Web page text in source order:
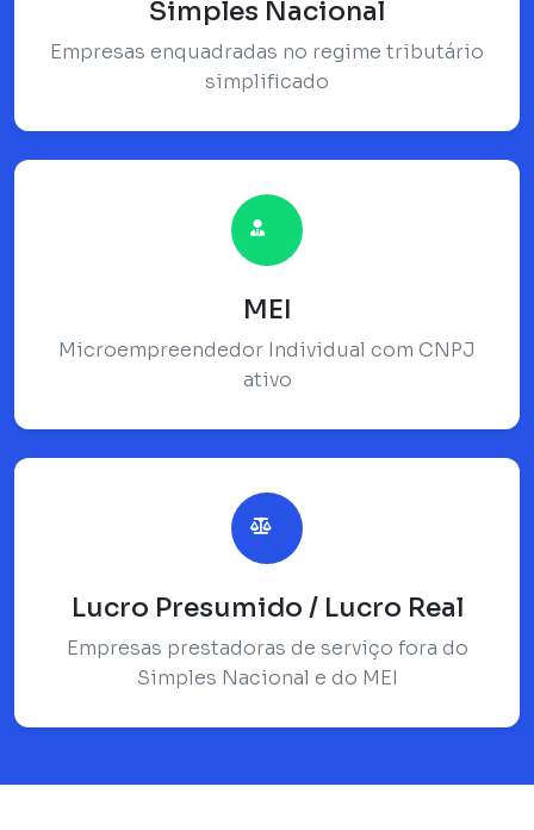
Simples Nacional
Empresas enquadradas no regime tributário
simplificado
MEI
Microempreendedor Individual com CNPJ
ativo
Lucro Presumido / Lucro Real
Empresas prestadoras de serviço fora do
Simples Nacional e do MEI